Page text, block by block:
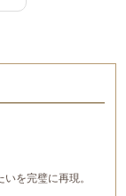
を完璧に再現。